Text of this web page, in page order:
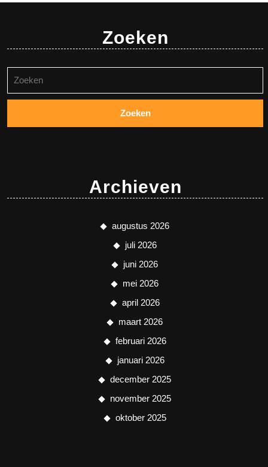
Zoeken
naar:
Archieven
augustus 2026
juli 2026
juni 2026
mei 2026
april 2026
maart 2026
februari 2026
januari 2026
december 2025
november 2025
oktober 2025